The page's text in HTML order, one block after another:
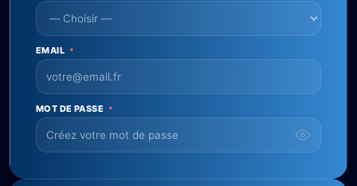
EMAIL *
MOT DE PASSE *